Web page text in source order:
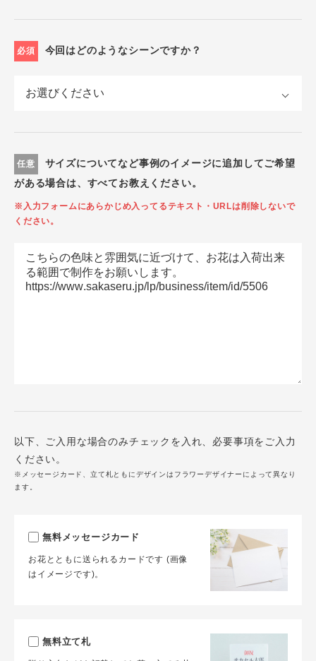
必須 今回はどのようなシーンですか？
任意
サイズについてなど事例のイメージに追加してご希望
がある場合は、すべてお教えください。
※入力フォームにあらかじめ入ってるテキスト・URLは削除しないで
ください。
以下、ご入用な場合のみチェックを入れ、必要事項をご入力
ください。
※メッセージカード、立て札ともにデザインはフラワーデザイナーによって異なり
ます。
無料メッセージカード
お花とともに送られるカードです (画像
はイメージです)。
無料立て札